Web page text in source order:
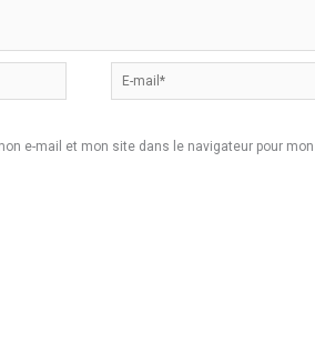
mail*
e-mail et mon site dans le navigateur pour